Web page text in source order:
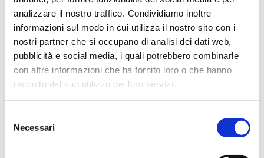
analizzare il nostro traffico. Condividiamo inoltre
informazioni sul modo in cui utilizza il nostro sito con i
nostri partner che si occupano di analisi dei dati web,
pubblicità e social media, i quali potrebbero combinarle
con altre informazioni che ha fornito loro o che hanno
raccolto dal suo utilizzo dei loro servizi.
delNecessari
passeggiate
webinar
Recent post
I webinari di aprile: singoli incontri
I webinar di Aprile: percorsi cuccioli, addestramento e
mindfulness
Recent comment